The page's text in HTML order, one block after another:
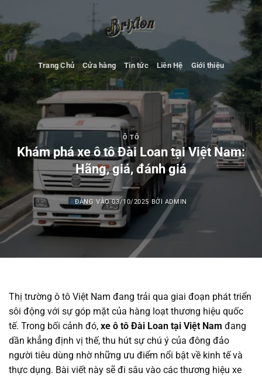
qua
nội
dung
Trang Chủ Cửa hàng Tin tức Liên Hệ Giới thiệu
Ô TÔ
Khám phá xe ô tô Đài Loan tại Việt Nam:
Hãng, giá, đánh giá
ĐĂNG VÀO03/10/2025 BỞI ADMIN
Thị trường ô tô Việt Nam đang trải qua giai đoạn phát triển
sôi động với sự góp mặt của hàng loạt thương hiệu quốc
tế. Trong bối cảnh đó, xe ô tô Đài Loan tại Việt Nam đang
dần khẳng định vị thế, thu hút sự chú ý của đông đảo
người tiêu dùng nhờ những ưu điểm nổi bật về kinh tế và
thực dụng. Bài viết này sẽ đi sâu vào các thương hiệu xe